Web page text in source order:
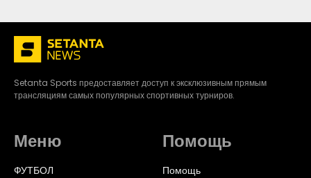
Setanta Sports предоставляет доступ к эксклюзивным прямым
трансляциям самых популярных спортивных турниров.
Меню
ФУТБОЛ
Помощь
Помощь